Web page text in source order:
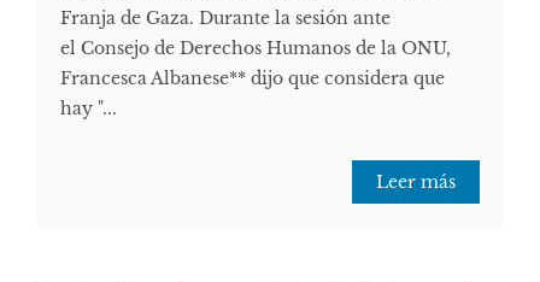
Franja de Gaza. Durante la sesión ante
el Consejo de Derechos Humanos de la ONU,
Francesca Albanese** dijo que considera que
hay "...
Leer más